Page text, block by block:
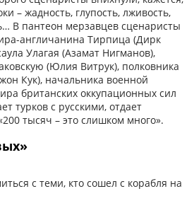
– жадность, глупость, лживость,
В пантеон мерзавцев сценаристы
­англичанина Тирпица (Дирк
Улагая (Азамат Нигманов),
(Юлия Витрук), полковника
Кук), начальника военной
британских оккупационных сил
турков с русскими, отдает
тысяч – это слишком много».
с теми, кто сошел с корабля на